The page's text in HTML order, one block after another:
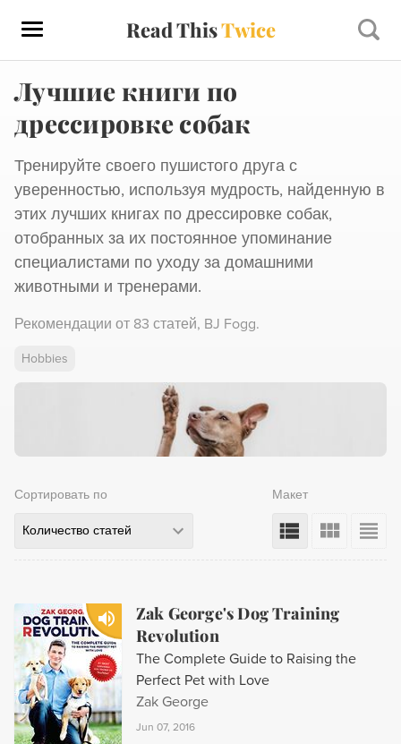
Read ThisTwice
Лучшие книги по
дрессировке собак
Тренируйте своего пушистого друга с
уверенностью, используя мудрость, найденную в
этих лучших книгах по дрессировке собак,
отобранных за их постоянное упоминание
специалистами по уходу за домашними
животными и тренерами.
Рекомендации от 83 статей, BJ Fogg.
Hobbies
Сортировать по
Количество статей
Макет
Zak George's Dog Training
Revolution
The Complete Guide to Raising the
Perfect Pet with Love
Zak George
Jun 07, 2016